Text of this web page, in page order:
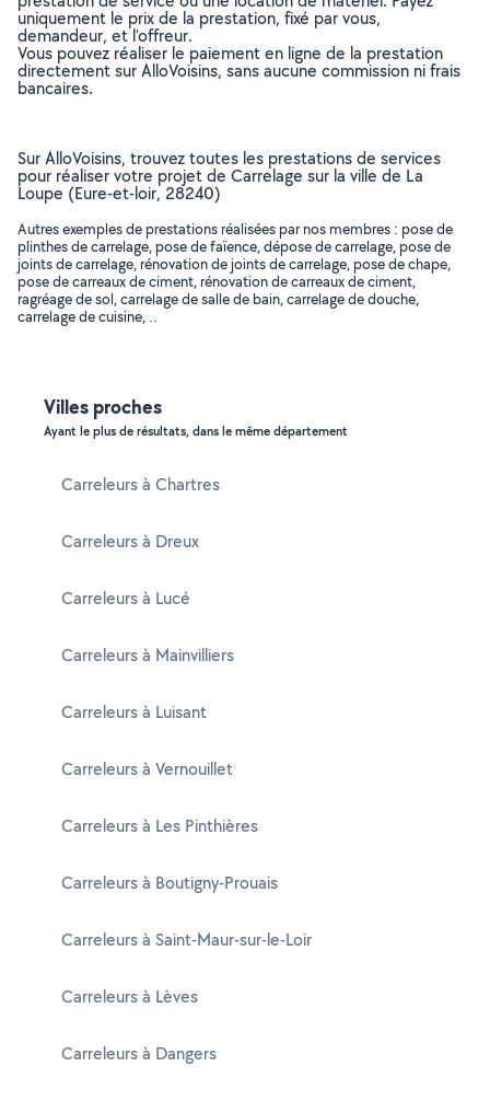
uniquement le prix de la prestation, fixé par vous,
demandeur, et l’offreur.
Vous pouvez réaliser le paiement en ligne de la prestation
directement sur AlloVoisins, sans aucune commission ni frais
bancaires.
Sur AlloVoisins, trouvez toutes les prestations de services
pour réaliser votre projet de Carrelage sur la ville de La
Loupe (Eure-et-loir, 28240)
Autres exemples de prestations réalisées par nos membres : pose de
plinthes de carrelage, pose de faïence, dépose de carrelage, pose de
joints de carrelage, rénovation de joints de carrelage, pose de chape,
pose de carreaux de ciment, rénovation de carreaux de ciment,
ragréage de sol, carrelage de salle de bain, carrelage de douche,
carrelage de cuisine, ..
Villes proches
Ayant le plus de résultats, dans le même département
Carreleurs à Chartres
Carreleurs à Dreux
Carreleurs à Lucé
Carreleurs à Mainvilliers
Carreleurs à Luisant
Carreleurs à Vernouillet
Carreleurs à Les Pinthières
Carreleurs à Boutigny-Prouais
Carreleurs à Saint-Maur-sur-le-Loir
Carreleurs à Lèves
Carreleurs à Dangers